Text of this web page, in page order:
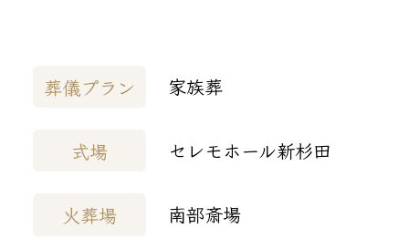
葬儀プラン 家族葬
式場 セレモホール新杉田
火葬場 南部斎場